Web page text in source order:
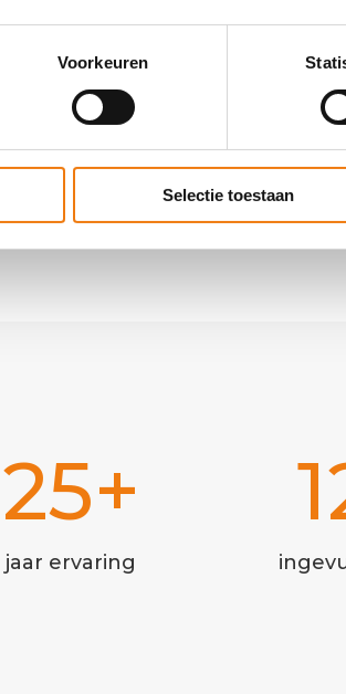
Voorkeuren
Selectie toestaan
25+
jaar ervaring